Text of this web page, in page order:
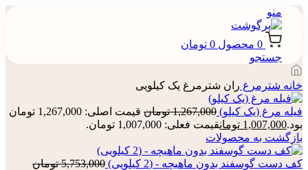
منو
0 محصول 0 تومان
جستجو
خانه شترمرغ ران شترمرغ یک کیلویی
فیله مرغ (یک کیلو) 1,267,000 تومان
قیمت اصلی: 1,267,000 تومان
بود.1,007,000 تومانقیمت فعلی: 1,007,000 تومان.
بازگشت به محصولات
کف دست گوسفند بدون ماهیچه - (2 کیلویی) 5,753,000 تومان